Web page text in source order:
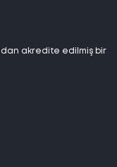
akredite edilmiş bir